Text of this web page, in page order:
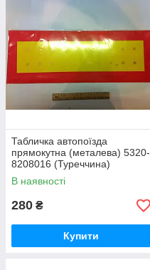
Табличка автопоїзда
прямокутна (металева) 5320-
8208016 (Туреччина)
В наявності
280 ₴
Купити